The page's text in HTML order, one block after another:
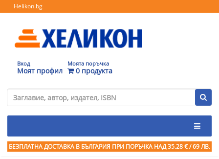
Helikon.bg
Вход
Моят профил
Моята поръчка
0 продукта
БЕЗПЛАТНА ДОСТАВКА В БЪЛГАРИЯ ПРИ ПОРЪЧКА НАД 35.28 € / 69 ЛВ.